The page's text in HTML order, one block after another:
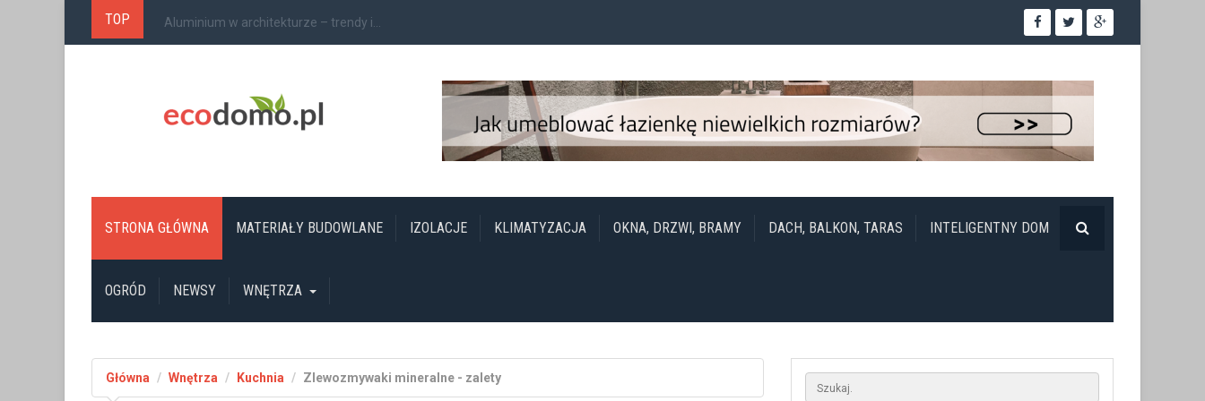
TOP Jaką siatkę cieniującą do ogrodu kupić?...
STRONA GŁÓWNA MATERIAŁY BUDOWLANE IZOLACJE KLIMATYZACJA OKNA, DRZWI, BRAMY DACH, BALKON, TARAS INTELIGENTNY DOM
OGRÓD NEWSY WNĘTRZA
Główna Wnętrza Kuchnia Zlewozmywaki mineralne - zalety